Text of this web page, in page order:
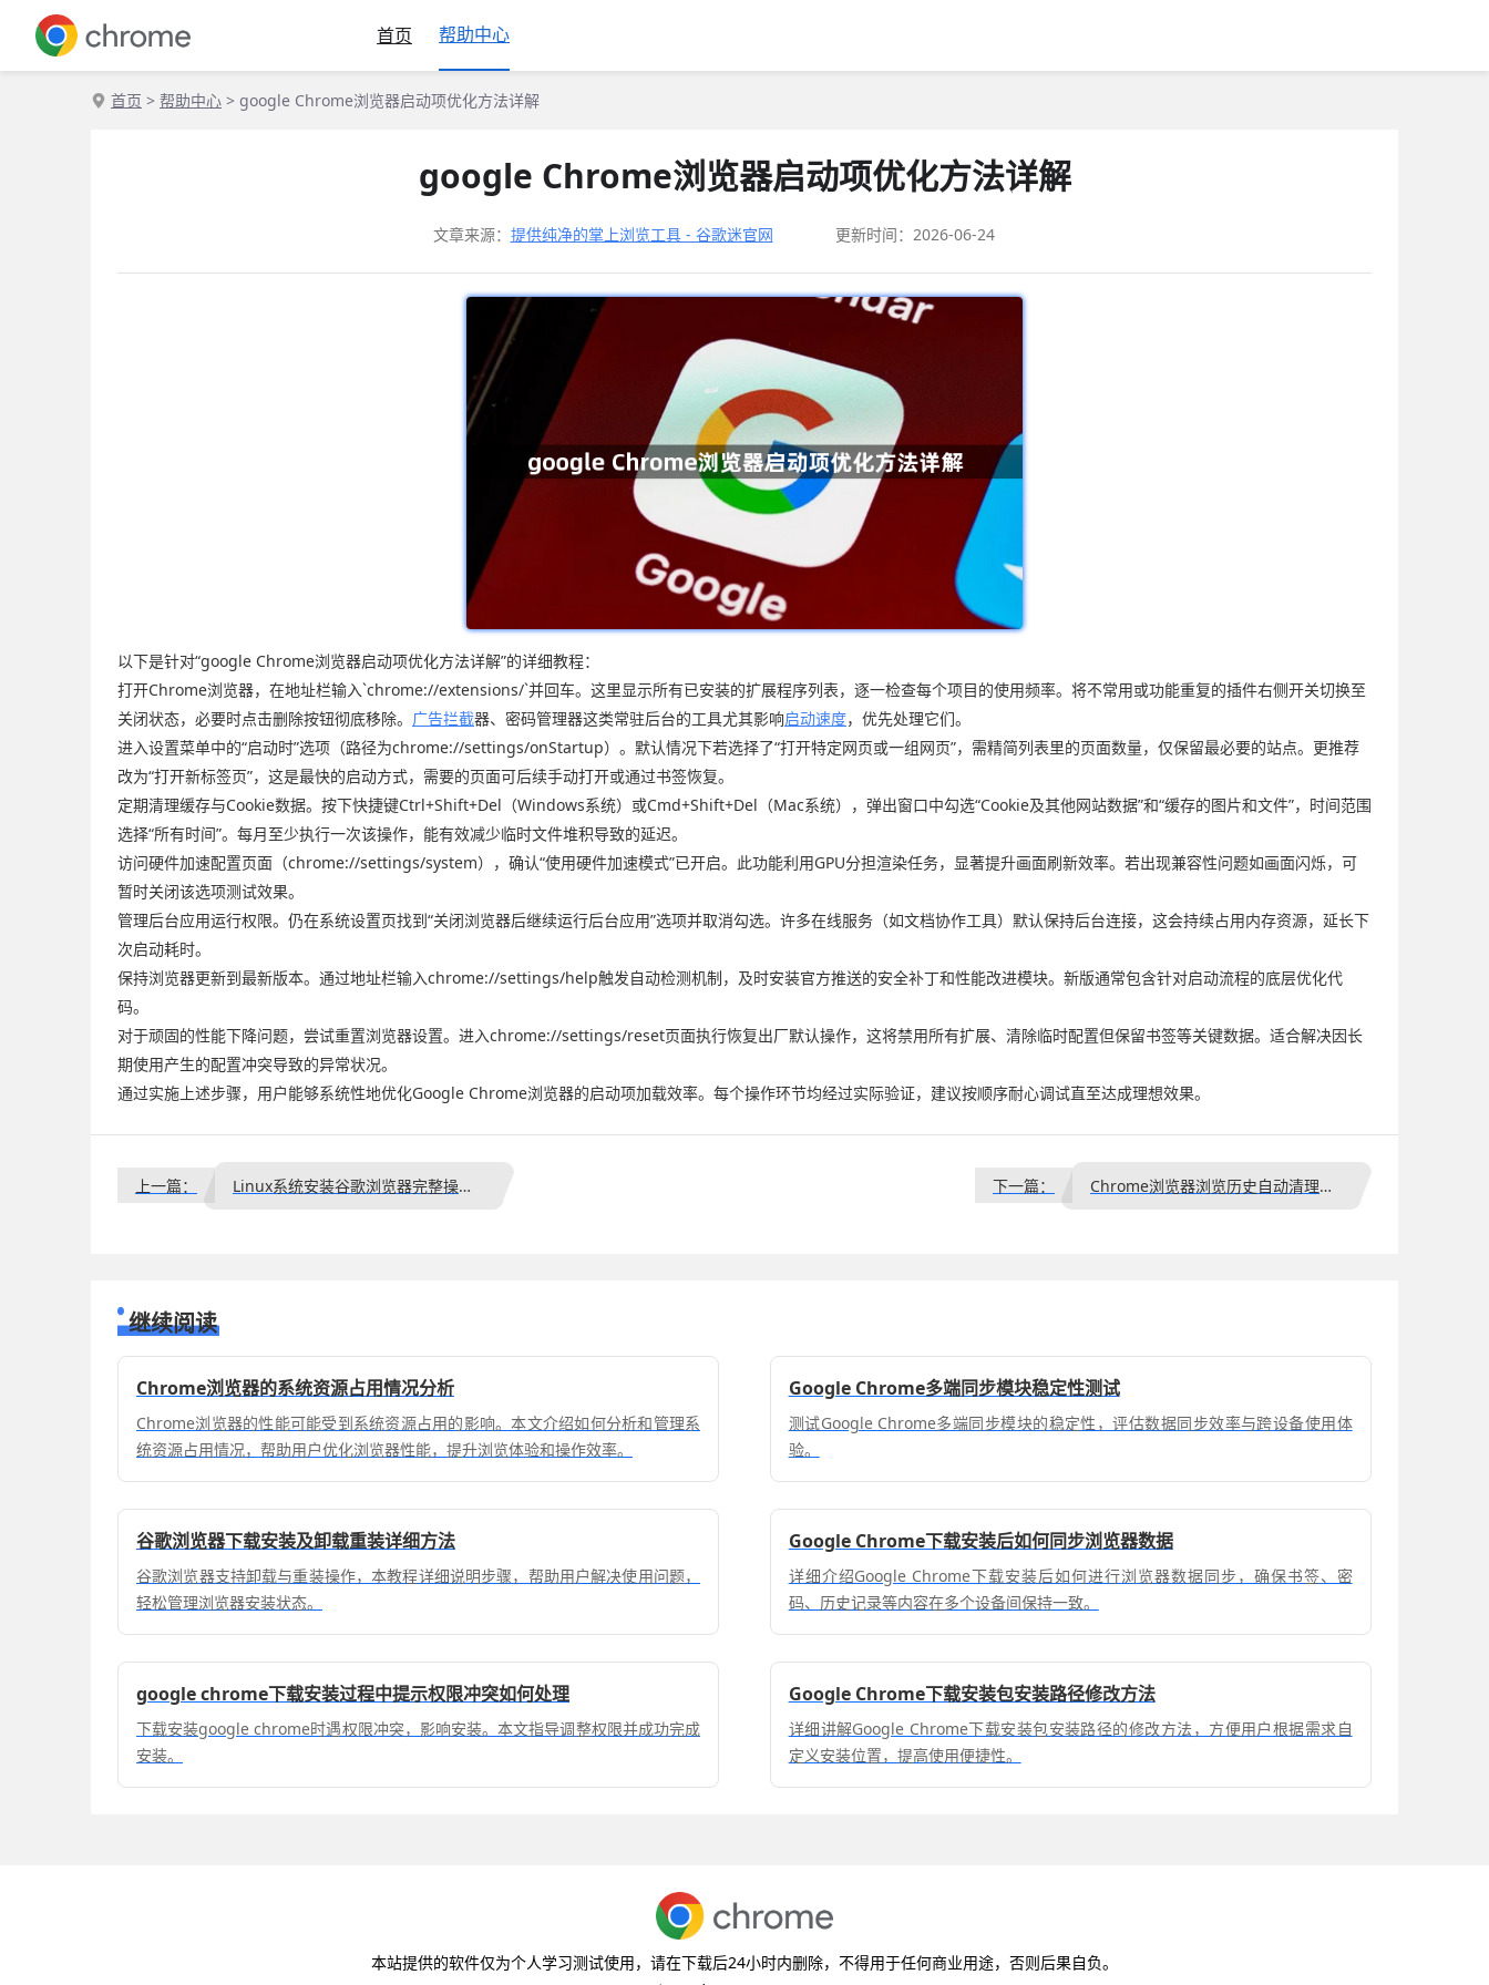
首页 帮助中心
首页 > 帮助中心 > google Chrome浏览器启动项优化方法详解
google Chrome浏览器启动项优化方法详解
文章来源： 提供纯净的掌上浏览工具 - 谷歌迷官网 更新时间：2026-06-24
以下是针对“google Chrome浏览器启动项优化方法详解”的详细教程：
打开Chrome浏览器，在地址栏输入`chrome://extensions/`并回车。这里显示所有已安装的扩展程序列表，逐一检查每个项目的使用频率。将不常用或功能重复的插件右侧开关切换至
关闭状态，必要时点击删除按钮彻底移除。 广告拦截器、密码管理器这类常驻后台的工具尤其影响启动速度，优先处理它们。
进入设置菜单中的“启动时”选项（路径为chrome://settings/onStartup）。默认情况下若选择了“打开特定网页或一组网页”，需精简列表里的页面数量，仅保留最必要的站点。更推荐
改为“打开新标签页”，这是最快的启动方式，需要的页面可后续手动打开或通过书签恢复。
定期清理缓存与Cookie数据。按下快捷键Ctrl+Shift+Del（Windows系统）或Cmd+Shift+Del（Mac系统），弹出窗口中勾选“Cookie及其他网站数据”和“缓存的图片和文件”，时间范围
选择“所有时间”。每月至少执行一次该操作，能有效减少临时文件堆积导致的延迟。
访问硬件加速配置页面（chrome://settings/system），确认“使用硬件加速模式”已开启。此功能利用GPU分担渲染任务，显著提升画面刷新效率。若出现兼容性问题如画面闪烁，可
暂时关闭该选项测试效果。
管理后台应用运行权限。仍在系统设置页找到“关闭浏览器后继续运行后台应用”选项并取消勾选。许多在线服务（如文档协作工具）默认保持后台连接，这会持续占用内存资源，延长下
次启动耗时。
保持浏览器更新到最新版本。通过地址栏输入chrome://settings/help触发自动检测机制，及时安装官方推送的安全补丁和性能改进模块。新版通常包含针对启动流程的底层优化代
码。
对于顽固的性能下降问题，尝试重置浏览器设置。进入chrome://settings/reset页面执行恢复出厂默认操作，这将禁用所有扩展、清除临时配置但保留书签等关键数据。适合解决因长
期使用产生的配置冲突导致的异常状况。
通过实施上述步骤，用户能够系统性地优化Google Chrome浏览器的启动项加载效率。每个操作环节均经过实际验证，建议按顺序耐心调试直至达成理想效果。
上一篇： Linux系统安装谷歌浏览器完整操作教程 下一篇： Chrome浏览器浏览历史自动清理功能设置
继续阅读
Chrome浏览器的系统资源占用情况分析
Chrome浏览器的性能可能受到系统资源占用的影响。本文介绍如何分析和管理系
统资源占用情况，帮助用户优化浏览器性能，提升浏览体验和操作效率。
Google Chrome多端同步模块稳定性测试
测试Google Chrome多端同步模块的稳定性，评估数据同步效率与跨设备使用体
验。
谷歌浏览器下载安装及卸载重装详细方法
谷歌浏览器支持卸载与重装操作，本教程详细说明步骤，帮助用户解决使用问题，
轻松管理浏览器安装状态。
Google Chrome下载安装后如何同步浏览器数据
详细介绍Google Chrome下载安装后如何进行浏览器数据同步，确保书签、密
码、历史记录等内容在多个设备间保持一致。
google chrome下载安装过程中提示权限冲突如何处理
下载安装google chrome时遇权限冲突，影响安装。本文指导调整权限并成功完成
安装。
Google Chrome下载安装包安装路径修改方法
详细讲解Google Chrome下载安装包安装路径的修改方法，方便用户根据需求自
定义安装位置，提高使用便捷性。
本站提供的软件仅为个人学习测试使用，请在下载后24小时内删除，不得用于任何商业用途，否则后果自负。